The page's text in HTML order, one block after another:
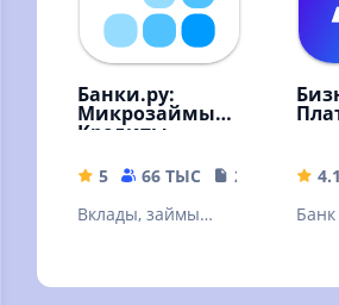
Банки.ру:
Микрозаймы,
Кредиты
5 66 ТЫС
22.19 MB
Вклады, займы
ипотека. Курсы
4.1
Банк